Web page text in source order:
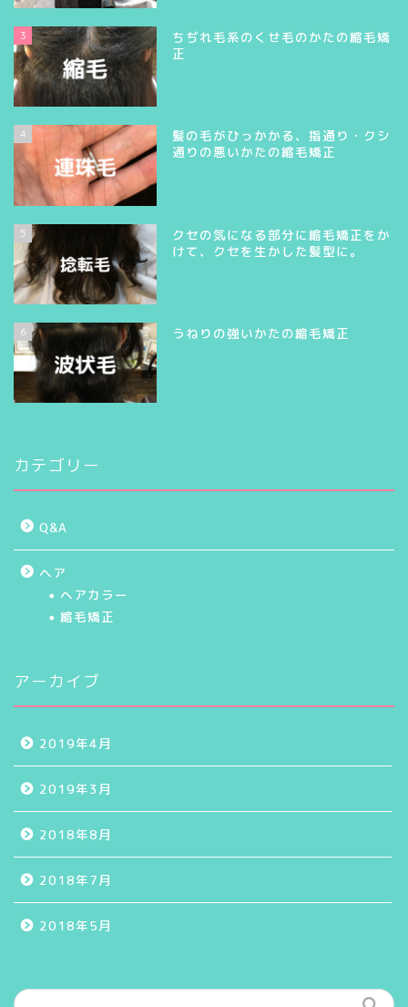
3
ちぢれ毛系のくせ毛のかたの縮毛矯
正
4
髪の毛がひっかかる、指通り・クシ
通りの悪いかたの縮毛矯正
5
クセの気になる部分に縮毛矯正をか
けて、クセを生かした髪型に。
6 うねりの強いかたの縮毛矯正
カテゴリー
Q&A
ヘア
ヘアカラー
縮毛矯正
アーカイブ
2019年4月
2019年3月
2018年8月
2018年7月
2018年5月